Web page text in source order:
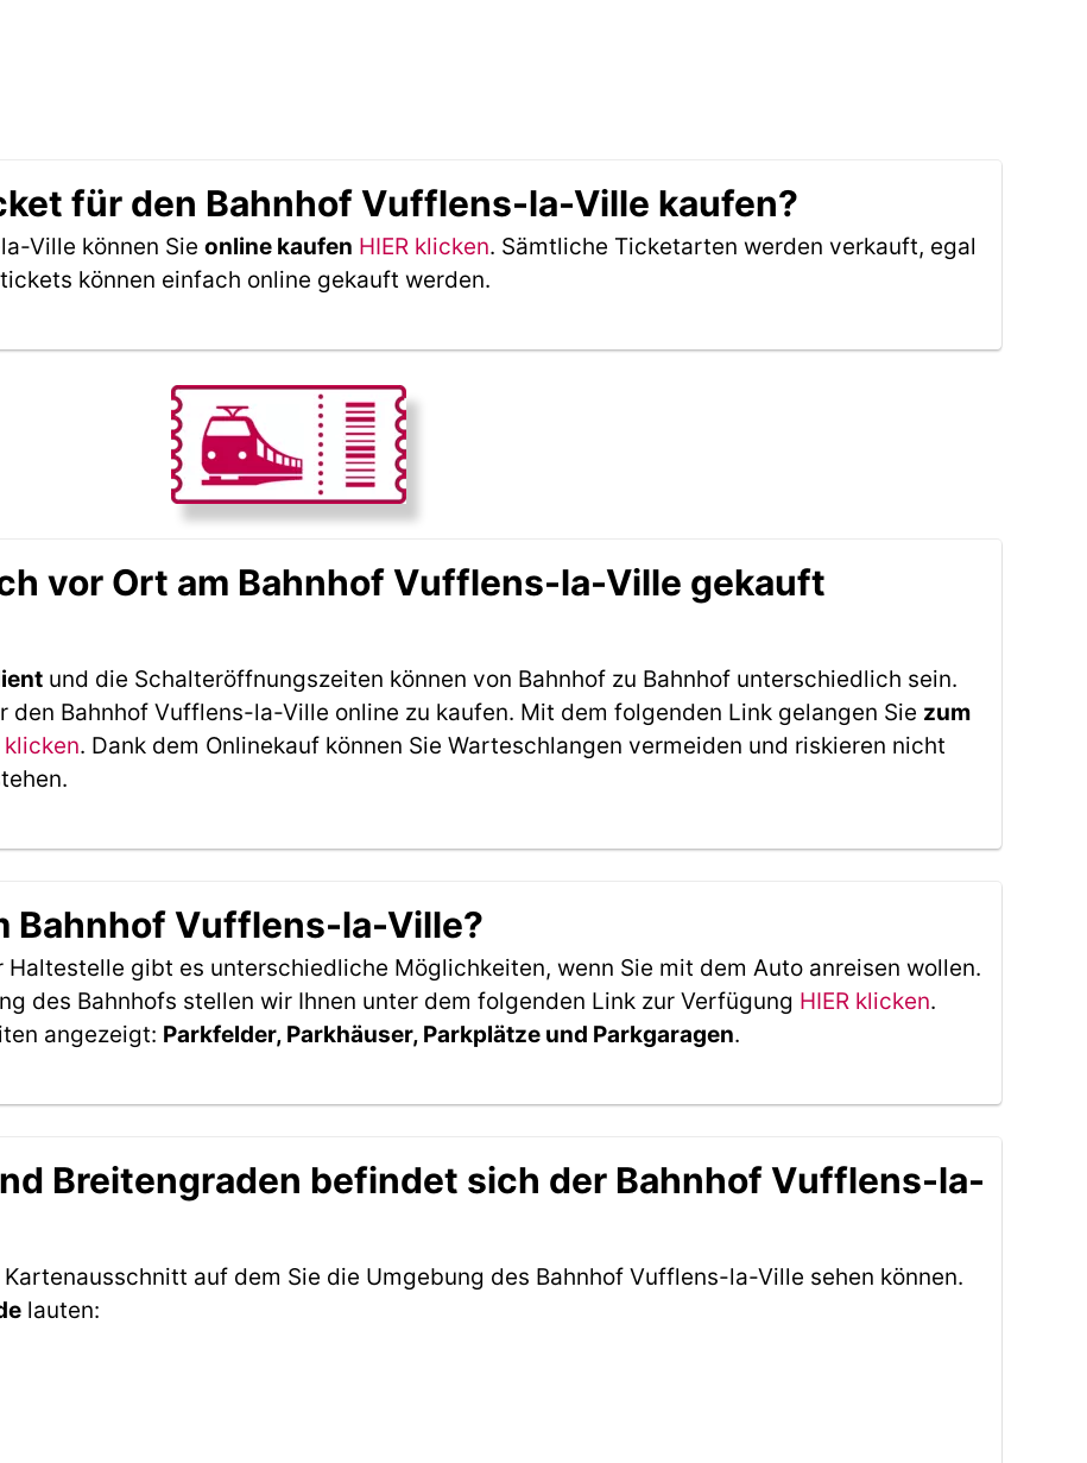
für den Bahnhof Vufflens-la-Ville kaufen?
Ville können Sie online kaufen HIER klicken. Sämtliche Ticketarten werden verkauft, egal
können einfach online gekauft werden.
vor Ort am Bahnhof Vufflens-la-Ville gekauft
und die Schalteröffnungszeiten können von Bahnhof zu Bahnhof unterschiedlich sein.
den Bahnhof Vufflens-la-Ville online zu kaufen. Mit dem folgenden Link gelangen Sie zum
klicken. Dank dem Onlinekauf können Sie Warteschlangen vermeiden und riskieren nicht
Bahnhof Vufflens-la-Ville?
Haltestelle gibt es unterschiedliche Möglichkeiten, wenn Sie mit dem Auto anreisen wollen.
des Bahnhofs stellen wir Ihnen unter dem folgenden Link zur Verfügung HIER klicken.
angezeigt: Parkfelder, Parkhäuser, Parkplätze und Parkgaragen.
Breitengraden befindet sich der Bahnhof Vufflens-la-
auf dem Sie die Umgebung des Bahnhof Vufflens-la-Ville sehen können.
lauten: